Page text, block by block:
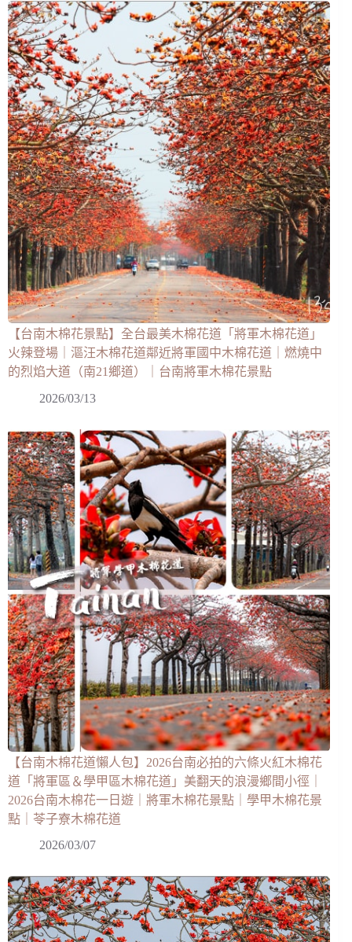
【台南木棉花景點】全台最美木棉花道「將軍木棉花道」
火辣登場｜漚汪木棉花道鄰近將軍國中木棉花道｜燃燒中
的烈焰大道（南21鄉道）｜台南將軍木棉花景點
2026/03/13
【台南木棉花道懶人包】2026台南必拍的六條火紅木棉花
道「將軍區＆學甲區木棉花道」美翻天的浪漫鄉間小徑｜
2026台南木棉花一日遊｜將軍木棉花景點｜學甲木棉花景
點｜苓子寮木棉花道
2026/03/07